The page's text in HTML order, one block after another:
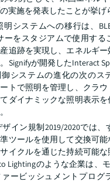
実施を発表したことが挙げ
明システムへの移行は、
ーをスタジアムで使用す
追跡を実現し、エネルギ
Signifyが開発したInteract
システムの進化の次のス
トで照明を管理し、クラ
ダイナミックな照明表示を
ザイン規制2019/2020では
ツールを使用して交換可
イクルを通じた持続可能な
Lightingのような企業は、
ービッシュメントプログ